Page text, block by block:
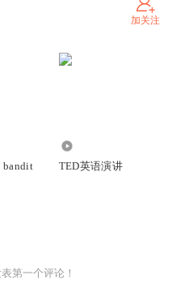
加关注
bandit
TED英语演讲
第一个评论！